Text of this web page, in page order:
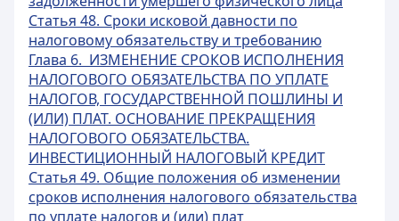
Статья 48. Сроки исковой давности по
налоговому обязательству и требованию
Глава 6. ИЗМЕНЕНИЕ СРОКОВ ИСПОЛНЕНИЯ
НАЛОГОВОГО ОБЯЗАТЕЛЬСТВА ПО УПЛАТЕ
НАЛОГОВ, ГОСУДАРСТВЕННОЙ ПОШЛИНЫ И
(ИЛИ) ПЛАТ. ОСНОВАНИЕ ПРЕКРАЩЕНИЯ
НАЛОГОВОГО ОБЯЗАТЕЛЬСТВА.
ИНВЕСТИЦИОННЫЙ НАЛОГОВЫЙ КРЕДИТ
Статья 49. Общие положения об изменении
сроков исполнения налогового обязательства
по уплате налогов и (или) плат